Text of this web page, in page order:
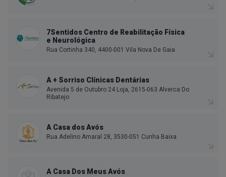
7Sentidos Centro de Reabilitação Física
e Neurológica
Rua Cortinha 340, 4400-001 Vila Nova De Gaia
A + Sorriso Clínicas Dentárias
Avenida 5 de Outubro 24 Loja, 2615-063 Alverca Do
Ribatejo
A Casa dos Avós
Rua Adelino Amaral 28, 3530-051 Cunha Baixa
A Casa Dos Meus Avós